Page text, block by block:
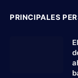
PRINCIPALES